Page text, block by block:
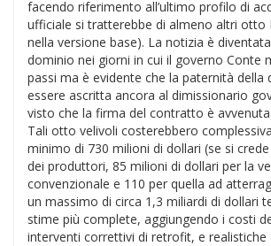
facendo riferimento all’ultimo profilo di
ufficiale si tratterebbe di almeno altri otto
nella versione base). La notizia è
dominio nei giorni in cui il governo Conte
passi ma è evidente che la paternità della
essere ascritta ancora al dimissionario
visto che la firma del contratto è
Tali otto velivoli costerebbero
minimo di 730 milioni di dollari (se si
dei produttori, 85 milioni di dollari per la
convenzionale e 110 per quella ad
un massimo di circa 1,3 miliardi di dollari
stime più complete, aggiungendo i costi
interventi correttivi di retrofit, e realistiche